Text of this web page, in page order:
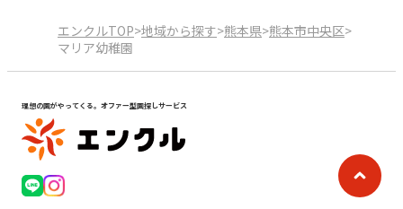
エンクルTOP>地域から探す>熊本県>熊本市中央区>
マリア幼稚園
理想の園がやってくる。オファー型園探しサービス